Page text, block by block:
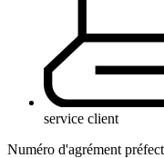
service client
Numéro d'agrément